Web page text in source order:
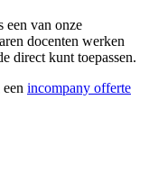
een van onze
docenten werken
direct kunt toepassen.
incompany offerte